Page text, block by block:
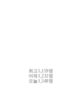
로그인
최고5,159명
어제 1,232명
오늘 1,348명